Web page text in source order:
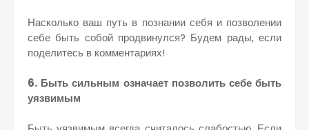
Насколько ваш путь в познании себя и позволении
себе быть собой продвинулся? Будем рады, если
поделитесь в комментариях!
6. Быть сильным означает позволить себе быть
уязвимым